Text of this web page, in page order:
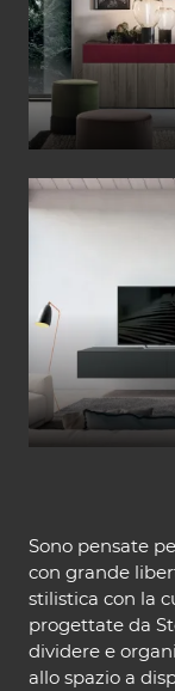
Sono pensate
con grande
stilistica con la
progettate da
dividere e
allo spazio a